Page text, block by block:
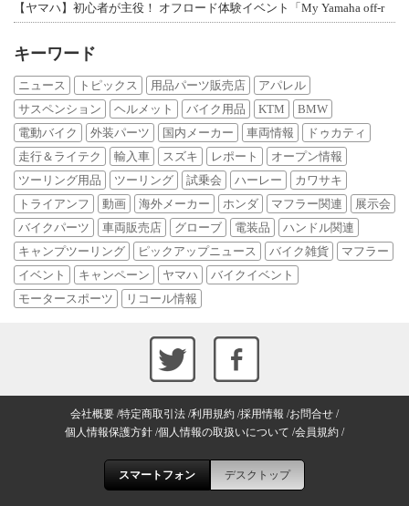
【ヤマハ】初心者が主役！ オフロード体験イベント「My Yamaha off-r
キーワード
ニュース トピックス 用品パーツ販売店
アパレル
サスペンション
ヘルメット バイク用品 KTM
BMW
電動バイク
外装パーツ 国内メーカー 車両情報
ドゥカティ
走行＆ライテク
輸入車 スズキ レポート
オープン情報
ツーリング用品
ツーリング 試乗会 ハーレー
カワサキ
トライアンフ
動画 海外メーカー ホンダ マフラー関連
展示会
バイクパーツ
車両販売店 グローブ 電装品
ハンドル関連
キャンプツーリング
ピックアップニュース バイク雑貨
マフラー
イベント
キャンペーン ヤマハ
バイクイベント
モータースポーツ
リコール情報
会社概要 特定商取引法 利用規約 採用情報 お問合せ
個人情報保護方針 個人情報の取扱いについて 会員規約
スマートフォン デスクトップ